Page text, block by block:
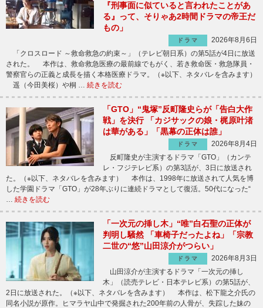
『刑事面に似ていると言われたことがあ
る』って、そりゃあ2時間ドラマの帝王だ
もの」
ドラマ
2026年8月6日
「クロスロード ～救命救急の約束～」（テレビ朝日系）の第5話が4日に放送
された。 本作は、救命救急医療の最前線でもがく、若き救命医・救急隊員・
警察官らの正義と成長を描く本格医療ドラマ。（※以下、ネタバレを含みます）
遥（今田美桜）や桐 … 続きを読む
「GTO」“鬼塚”反町隆史らが「告白大作
戦」を決行 「カジサックの娘・梶原叶渚
は華がある」「黒幕の正体は誰」
ドラマ
2026年8月4日
反町隆史が主演するドラマ「GTO」（カンテ
レ・フジテレビ系）の第3話が、3日に放送され
た。（※以下、ネタバレを含みます） 本作は、1998年に放送されて人気を博
した学園ドラマ「GTO」が28年ぶりに連続ドラマとして復活。50代になった“
… 続きを読む
「一次元の挿し木」“唯”白石聖の正体が
判明し騒然 「車椅子だったよね」「宗教
二世の“悠”山田涼介がつらい」
ドラマ
2026年8月3日
山田涼介が主演するドラマ「一次元の挿し
木」（読売テレビ・日本テレビ系）の第5話が、
2日に放送された。（※以下、ネタバレを含みます） 本作は、松下龍之介氏の
同名小説が原作。ヒマラヤ山中で発掘された200年前の人骨が、失踪した妹の